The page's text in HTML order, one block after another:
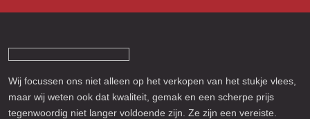
Wij focussen ons niet alleen op het verkopen van het stukje vlees,
maar wij weten ook dat kwaliteit, gemak en een scherpe prijs
tegenwoordig niet langer voldoende zijn. Ze zijn een vereiste.